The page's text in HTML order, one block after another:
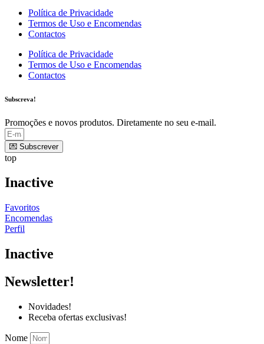
Política de Privacidade
Termos de Uso e Encomendas
Contactos
Política de Privacidade
Termos de Uso e Encomendas
Contactos
Subscreva!
Promoções e novos produtos. Diretamente no seu e-mail.
💌 Subscrever
top
Inactive
Favoritos
Encomendas
Perfil
Inactive
Newsletter!
Novidades!
Receba ofertas exclusivas!
Nome